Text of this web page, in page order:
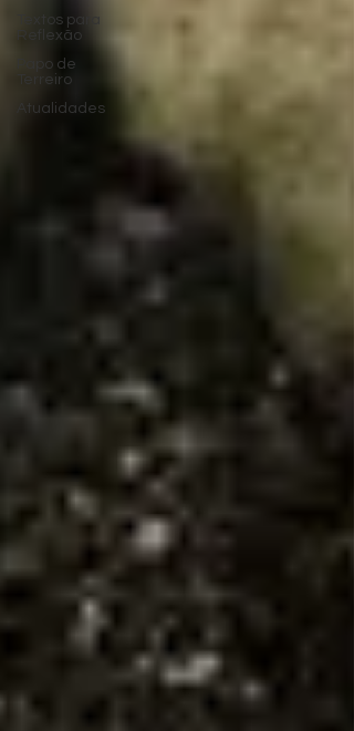
Textos para
Reflexão
Papo de
Terreiro
Atualidades